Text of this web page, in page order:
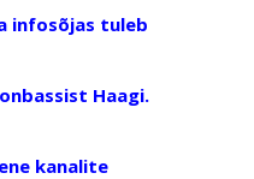
infosõjas tuleb
Haagi.
kanalite